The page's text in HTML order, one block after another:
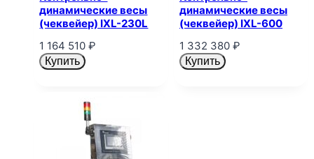
динамические весы
(чеквейер) IXL-230L
1 164 510₽
Купить
динамические весы
(чеквейер) IXL-600
1 332 380 ₽
Купить